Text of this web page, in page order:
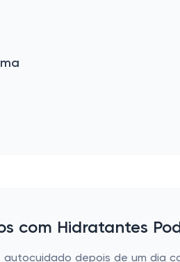
com Hidratantes
depois de um dia